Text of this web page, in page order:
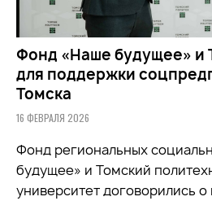
Фонд «Наше будущее» и
для поддержки
Томска
16 ФЕВРАЛЯ 2026
Фонд региональных
будущее» и Томский
университет договорились о